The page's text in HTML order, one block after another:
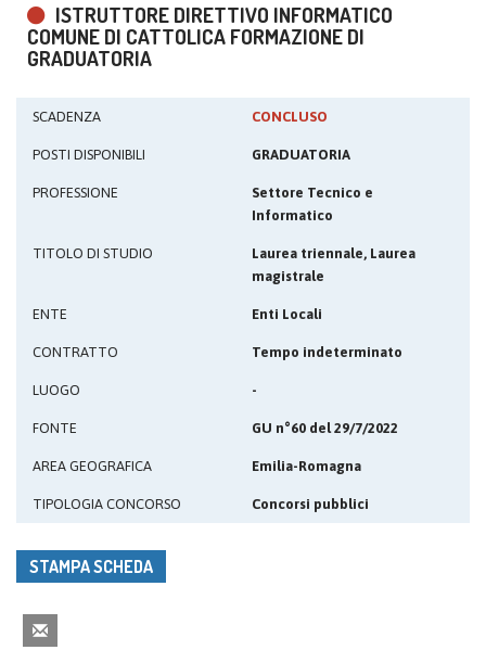
ISTRUTTORE DIRETTIVO INFORMATICO
COMUNE DI CATTOLICA FORMAZIONE DI
GRADUATORIA
SCADENZA CONCLUSO
POSTI DISPONIBILI GRADUATORIA
PROFESSIONE
Settore Tecnico e
Informatico
TITOLO DI STUDIO
Laurea triennale, Laurea
magistrale
ENTE Enti Locali
CONTRATTO Tempo indeterminato
LUOGO -
FONTE GU n°60 del 29/7/2022
AREA GEOGRAFICA Emilia-Romagna
TIPOLOGIA CONCORSO Concorsi pubblici
STAMPA SCHEDA